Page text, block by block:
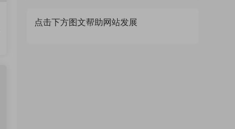
点击下方图文帮助网站发展